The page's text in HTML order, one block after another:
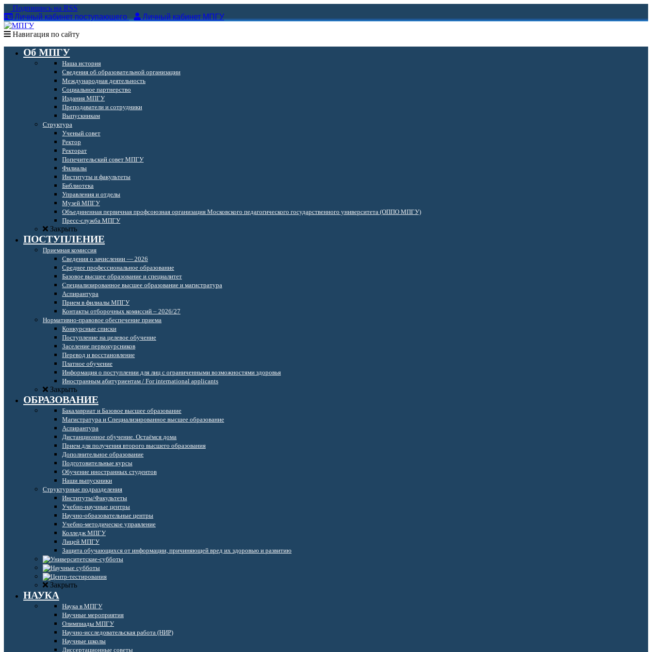
Подпишись на RSS
Личный кабинет поступающего
Личный кабинет МПГУ
Навигация по сайту
Об МПГУ
Наша история
Сведения об образовательной организации
Международная деятельность
Социальное партнерство
Издания МПГУ
Преподаватели и сотрудники
Выпускникам
Структура
Ученый совет
Ректор
Ректорат
Попечительский совет МПГУ
Филиалы
Институты и факультеты
Библиотека
Управления и отделы
Музей МПГУ
Объединенная первичная профсоюзная организация Московского педагогического государственного университета (ОППО МПГУ)
Пресс-служба МПГУ
Закрыть
ПОСТУПЛЕНИЕ
Приемная комиссия
Сведения о зачислении — 2026
Среднее профессиональное образование
Базовое высшее образование и специалитет
Специализированное высшее образование и магистратура
Аспирантура
Прием в филиалы МПГУ
Контакты отборочных комиссий – 2026/27
Нормативно-правовое обеспечение приема
Конкурсные списки
Поступление на целевое обучение
Заселение первокурсников
Перевод и восстановление
Платное обучение
Информация о поступлении для лиц с ограниченными возможностями здоровья
Иностранным абитуриентам / For international applicants
Закрыть
ОБРАЗОВАНИЕ
Бакалавриат и Базовое высшее образование
Магистратура и Специализированное высшее образование
Аспирантура
Дистанционное обучение. Остаёмся дома
Прием для получения второго высшего образования
Дополнительное образование
Подготовительные курсы
Обучение иностранных студентов
Наши выпускники
Структурные подразделения
Институты/Факультеты
Учебно-научные центры
Научно-образовательные центры
Учебно-методическое управление
Колледж МПГУ
Лицей МПГУ
Защита обучающихся от информации, причиняющей вред их здоровью и развитию
Закрыть
НАУКА
Наука в МПГУ
Научные мероприятия
Олимпиады МПГУ
Научно-исследовательская работа (НИР)
Научные школы
Диссертационные советы